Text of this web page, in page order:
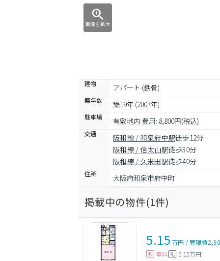
画像を拡大
建物 アパート (鉄骨)
築年数 築19年 (2007年)
駐車場 有敷地内 費用: 8,800円(税込)
交通 阪和線 / 和泉府中駅徒歩12分
阪和線 / 信太山駅徒歩30分
阪和線 / 久米田駅徒歩40分
住所 大阪府和泉市府中町
掲載中の物件(1件)
5.15 万円 /管理費
敷 無料 礼 5.15万円